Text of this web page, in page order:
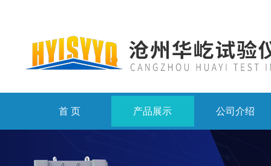
首 页 产品展示 公司介绍